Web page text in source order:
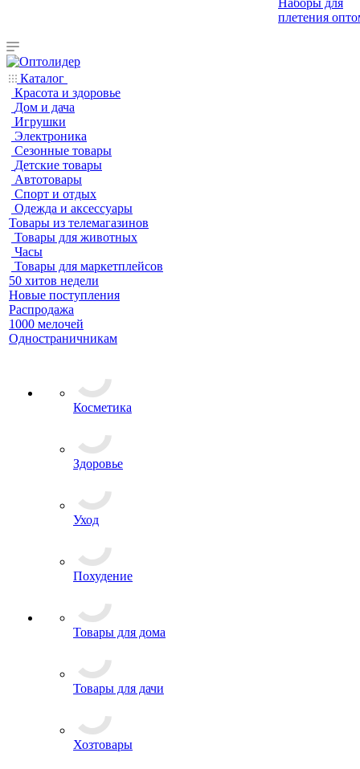
Наборы для
плетения
Каталог
Красота и здоровье
Дом и дача
Игрушки
Электроника
Сезонные товары
Детские товары
Автотовары
Спорт и отдых
Одежда и аксессуары
Товары из телемагазинов
Товары для животных
Часы
Товары для маркетплейсов
50 хитов недели
Новые поступления
Распродажа
1000 мелочей
Одностраничникам
Косметика
Здоровье
Уход
Похудение
Товары для дома
Товары для дачи
Хозтовары